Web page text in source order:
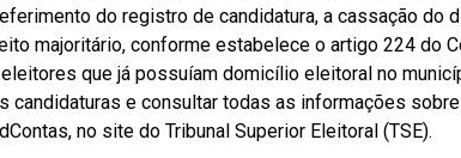
do registro de candidatura, a cassação do
majoritário, conforme estabelece o artigo 224 do
que já possuíam domicílio eleitoral no
candidaturas e consultar todas as informações
no site do Tribunal Superior Eleitoral (TSE).